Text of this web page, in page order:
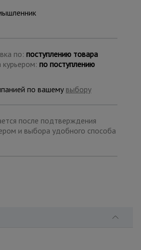
Оборудование
Оборудование
Техника
для
склада
по: поступлению товара
курьером: по поступлению
по вашему выбору
после подтверждения
и выбора удобного способа